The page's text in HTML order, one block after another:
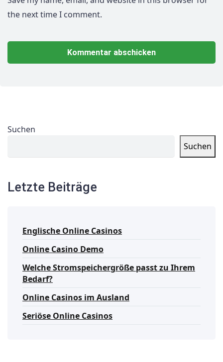
the next time I comment.
Suchen
Suchen
Letzte Beiträge
Englische Online Casinos
Online Casino Demo
Welche Stromspeichergröße passt zu Ihrem
Bedarf?
Online Casinos im Ausland
Seriöse Online Casinos